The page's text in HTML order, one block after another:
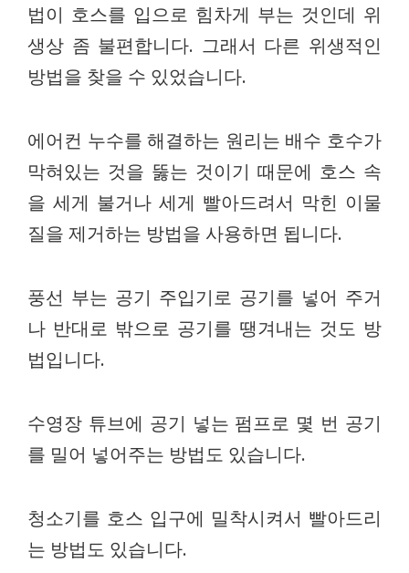
법이 호스를 입으로 힘차게 부는 것인데 위
생상 좀 불편합니다. 그래서 다른 위생적인
방법을 찾을 수 있었습니다.
에어컨 누수를 해결하는 원리는 배수 호수가
막혀있는 것을 뚫는 것이기 때문에 호스 속
을 세게 불거나 세게 빨아드려서 막힌 이물
질을 제거하는 방법을 사용하면 됩니다.
풍선 부는 공기 주입기로 공기를 넣어 주거
나 반대로 밖으로 공기를 땡겨내는 것도 방
법입니다.
수영장 튜브에 공기 넣는 펌프로 몇 번 공기
를 밀어 넣어주는 방법도 있습니다.
청소기를 호스 입구에 밀착시켜서 빨아드리
는 방법도 있습니다.